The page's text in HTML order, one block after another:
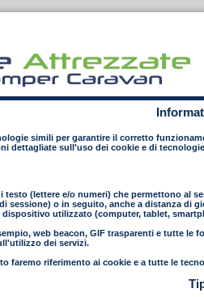
simili per garantire il corretto
dettagliate sull'uso dei cookie e di
testo (lettere e/o numeri) che permettono al
sessione) o in seguito, anche a distanza di
utilizzato (computer, tablet,
web beacon, GIF trasparenti e tutte
dei servizi.
faremo riferimento ai cookie e a tutte le